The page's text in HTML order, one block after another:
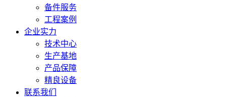
备件服务
工程案例
企业实力
技术中心
生产基地
产品保障
精良设备
联系我们